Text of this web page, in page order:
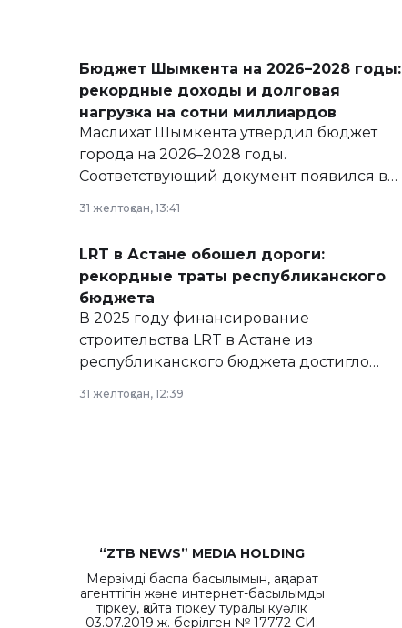
Бюджет Шымкента на 2026–2028 годы:
рекордные доходы и долговая
нагрузка на сотни миллиардов
Маслихат Шымкента утвердил бюджет
города на 2026–2028 годы.
Соответствующий документ появился в
сайте маслихат города.
31 желтоқсан, 13:41
LRT в Астане обошел дороги:
рекордные траты республиканского
бюджета
В 2025 году финансирование
строительства LRT в Астане из
республиканского бюджета достигло
31 желтоқсан, 12:39
“ZTB NEWS” MEDIA HOLDING
Мерзімді баспа басылымын, ақпарат
агенттігін және интернет-басылымды
тіркеу, қайта тіркеу туралы куәлік
03.07.2019 ж. берілген № 17772-СИ.